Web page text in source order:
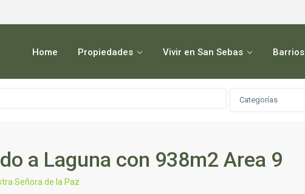
Home Propiedades Vivir en San Sebas Barrios
Categorías
a Laguna con 938m2 Area 9
Señora de la Paz